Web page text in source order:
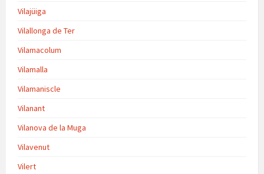
Vilajüiga
Vilallonga de Ter
Vilamacolum
Vilamalla
Vilamaniscle
Vilanant
Vilanova de la Muga
Vilavenut
Vilert